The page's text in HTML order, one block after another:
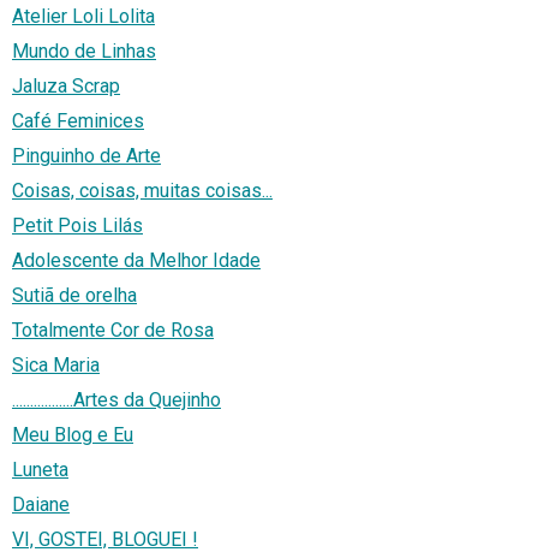
Atelier Loli Lolita
Mundo de Linhas
Jaluza Scrap
Café Feminices
Pinguinho de Arte
Coisas, coisas, muitas coisas...
Petit Pois Lilás
Adolescente da Melhor Idade
Sutiã de orelha
Totalmente Cor de Rosa
Sica Maria
.................Artes da Quejinho
Meu Blog e Eu
Luneta
Daiane
VI, GOSTEI, BLOGUEI !